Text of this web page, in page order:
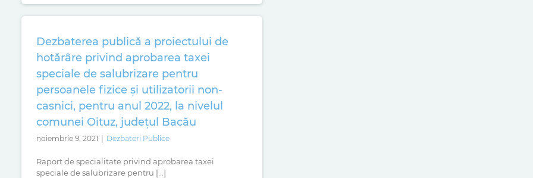
Dezbaterea publică a proiectului de
hotărâre privind aprobarea taxei
speciale de salubrizare pentru
persoanele fizice și utilizatorii non-
casnici, pentru anul 2022, la nivelul
comunei Oituz, județul Bacău
noiembrie 9, 2021 Dezbateri Publice
Raport de specialitate privind aprobarea taxei
speciale de salubrizare pentru [...]